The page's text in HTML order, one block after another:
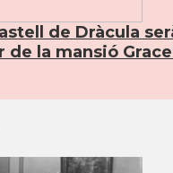
de Dràcula
de la mansió